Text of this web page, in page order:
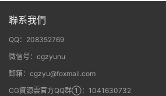
聯系我們
QQ：208352769
微信号：cgzyunu
郵箱：cgzyu@foxmail.com
CG資源雲官方QQ群①：1041630732